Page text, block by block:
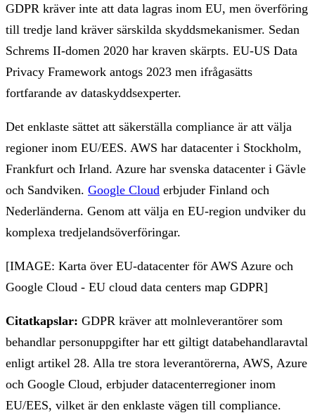
GDPR kräver inte att data lagras inom EU, men överföring
till tredje land kräver särskilda skyddsmekanismer. Sedan
Schrems II-domen 2020 har kraven skärpts. EU-US Data
Privacy Framework antogs 2023 men ifrågasätts
fortfarande av dataskyddsexperter.
Det enklaste sättet att säkerställa compliance är att välja
regioner inom EU/EES. AWS har datacenter i Stockholm,
Frankfurt och Irland. Azure har svenska datacenter i Gävle
och Sandviken. Google Cloud erbjuder Finland och
Nederländerna. Genom att välja en EU-region undviker du
komplexa tredjelandsöverföringar.
[IMAGE: Karta över EU-datacenter för AWS Azure och
Google Cloud - EU cloud data centers map GDPR]
Citatkapslar: GDPR kräver att molnleverantörer som
behandlar personuppgifter har ett giltigt databehandlaravtal
enligt artikel 28. Alla tre stora leverantörerna, AWS, Azure
och Google Cloud, erbjuder datacenterregioner inom
EU/EES, vilket är den enklaste vägen till compliance.